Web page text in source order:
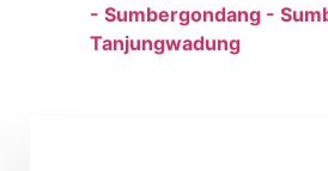
- Sumbergondang -
Tanjungwadung